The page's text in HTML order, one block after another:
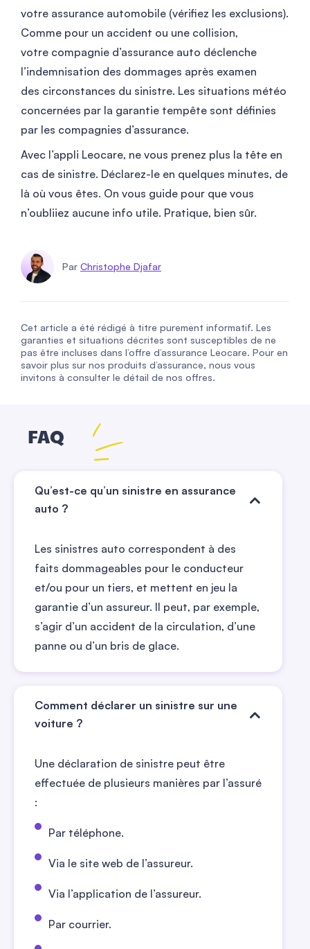
votre assurance automobile (vérifiez les exclusions).
Comme pour un accident ou une collision,
votre compagnie d’assurance auto déclenche
l’indemnisation des dommages après examen
des circonstances du sinistre. Les situations météo
concernées par la garantie tempête sont définies
par les compagnies d’assurance.
Avec l’appli Leocare, ne vous prenez plus la tête en
cas de sinistre. Déclarez-le en quelques minutes, de
là où vous êtes. On vous guide pour que vous
n’oubliiez aucune info utile. Pratique, bien sûr.
Par Christophe Djafar
Cet article a été rédigé à titre purement informatif. Les
garanties et situations décrites sont susceptibles de ne
pas être incluses dans l’offre d’assurance Leocare. Pour en
savoir plus sur nos produits d’assurance, nous vous
invitons à consulter le détail de nos offres.
FAQ
Qu’est-ce qu’un sinistre en assurance
auto ?
Les sinistres auto correspondent à des
faits dommageables pour le conducteur
et/ou pour un tiers, et mettent en jeu la
garantie d’un assureur. Il peut, par exemple,
s’agir d’un accident de la circulation, d’une
panne ou d’un bris de glace.
Comment déclarer un sinistre sur une
voiture ?
Une déclaration de sinistre peut être
effectuée de plusieurs manières par l’assuré
:
Par téléphone.
Via le site web de l’assureur.
Via l’application de l’assureur.
Par courrier.